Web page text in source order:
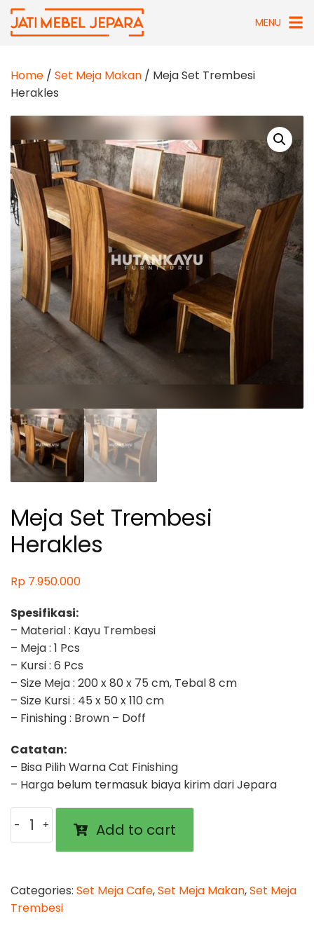
Skip
to
MENU
Home / Set Meja Makan / Meja Set Trembesi
Herakles
Meja Set Trembesi
Herakles
Rp 7.950.000
Spesifikasi:
– Material : Kayu Trembesi
– Meja : 1 Pcs
– Kursi : 6 Pcs
– Size Meja : 200 x 80 x 75 cm, Tebal 8 cm
– Size Kursi : 45 x 50 x 110 cm
– Finishing : Brown – Doff
Catatan:
– Bisa Pilih Warna Cat Finishing
– Harga belum termasuk biaya kirim dari Jepara
Meja
Trembesi
quantity
Add to cart
Categories: Set Meja Cafe,Set Meja Makan,Set Meja
Trembesi